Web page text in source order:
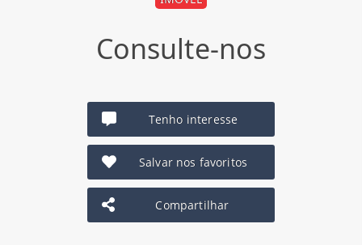
Consulte-nos
Tenho interesse
Salvar nos favoritos
Compartilhar